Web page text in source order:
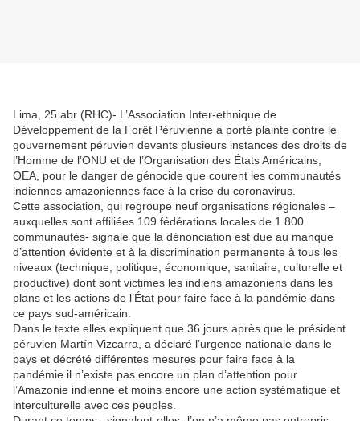
Lima, 25 abr (RHC)- L’Association Inter-ethnique de
Développement de la Forêt Péruvienne a porté plainte contre le
gouvernement péruvien devants plusieurs instances des droits de
l’Homme de l’ONU et de l’Organisation des États Américains,
OEA, pour le danger de génocide que courent les communautés
indiennes amazoniennes face à la crise du coronavirus.
Cette association, qui regroupe neuf organisations régionales –
auxquelles sont affiliées 109 fédérations locales de 1 800
communautés- signale que la dénonciation est due au manque
d’attention évidente et à la discrimination permanente à tous les
niveaux (technique, politique, économique, sanitaire, culturelle et
productive) dont sont victimes les indiens amazoniens dans les
plans et les actions de l’État pour faire face à la pandémie dans
ce pays sud-américain.
Dans le texte elles expliquent que 36 jours après que le président
péruvien Martín Vizcarra, a déclaré l’urgence nationale dans le
pays et décrété différentes mesures pour faire face à la
pandémie il n’existe pas encore un plan d’attention pour
l’Amazonie indienne et moins encore une action systématique et
interculturelle avec ces peuples.